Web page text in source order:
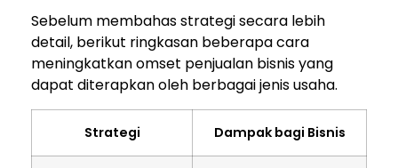
Sebelum membahas strategi secara lebih
detail, berikut ringkasan beberapa cara
meningkatkan omset penjualan bisnis yang
dapat diterapkan oleh berbagai jenis usaha.
Strategi Dampak bagi Bisnis